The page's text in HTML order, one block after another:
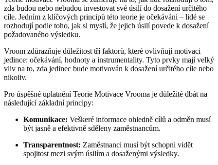
zda budou nebo nebudou investovat své úsilí do dosažení určitého
cíle. Jedním z klíčových principů této teorie je očekávání – lidé se
rozhodují podle toho, jak si myslí, že jejich úsilí povede k dosažení
požadovaného výsledku.
Vroom zdůrazňuje důležitost tří faktorů, které ovlivňují motivaci
jedince: očekávání, hodnoty a instrumentality. Tyto prvky mají velký
vliv na to, zda jedinec bude motivován k dosažení určitého cíle nebo
nikoliv.
Pro úspěšné uplatnění Teorie Motivace Vrooma je důležité dbát na
následující základní principy:
Komunikace: Veškeré informace ohledně cílů a odměn musí
být jasně a efektivně sděleny zaměstnancům.
Transparentnost: Zaměstnanci musí být schopni vidět
spojitost mezi svým úsilím a dosaženými výsledky.